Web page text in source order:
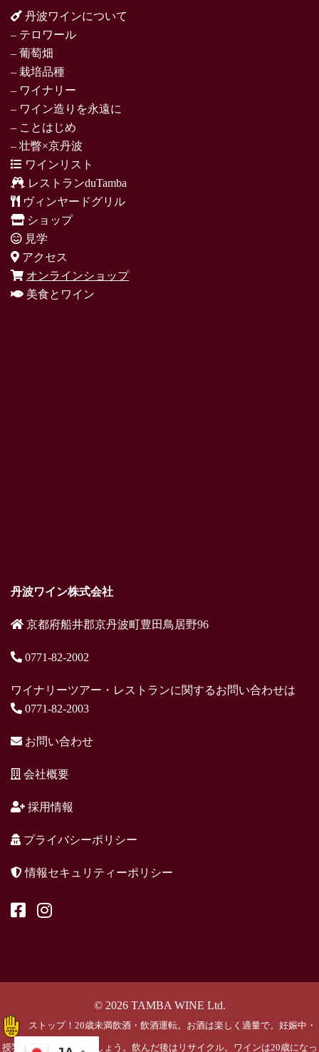
丹波ワインについて
– テロワール
– 葡萄畑
– 栽培品種
– ワイナリー
– ワイン造りを永遠に
– ことはじめ
– 壮瞥×京丹波
ワインリスト
レストランduTamba
ヴィンヤードグリル
ショップ
見学
アクセス
オンラインショップ
美食とワイン
丹波ワイン株式会社
京都府船井郡京丹波町豊田鳥居野96
0771-82-2002
ワイナリーツアー・レストランに関するお問い合わせは
0771-82-2003
お問い合わせ
会社概要
採用情報
プライバシーポリシー
情報セキュリティーポリシー
© 2026 TAMBA WINE Ltd.
ストップ！20歳未満飲酒・飲酒運転。お酒は楽しく適量で。妊娠中・
授乳期の飲酒はやめましょう。飲んだ後はリサイクル。ワインは20歳になっ